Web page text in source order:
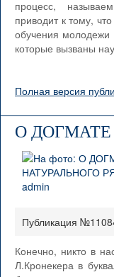
процесс,
приводит к тому,
обучения молодежи
которые вызваны
Полная версия
О ДОГМАТЕ
Публикация
Конечно, никто в
Л.Кронекера в